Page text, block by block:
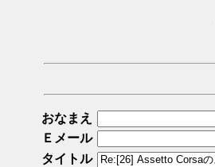
おなまえ
Ｅメール
タイトル